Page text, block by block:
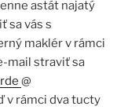
astát najatý
sa vás s
maklér v rámci
mail straviť sa
@
v rámci dva tucty